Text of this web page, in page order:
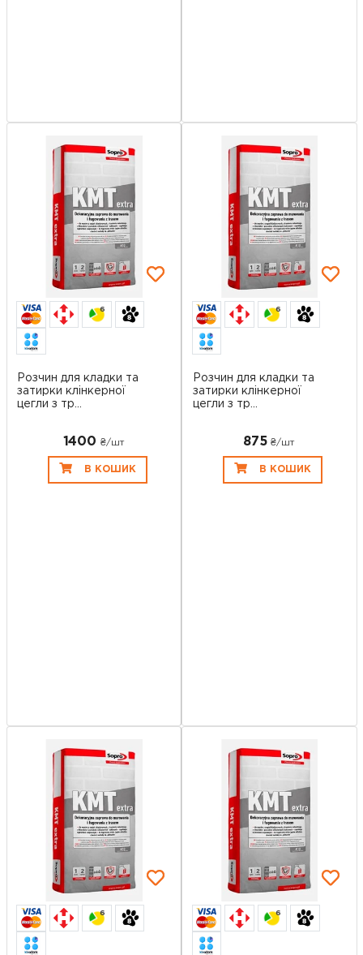
6
Розчин для кладки та
затирки клінкерної
цегли з тр...
1400 ₴/шт
В КОШИК
6
Розчин для кладки та
затирки клінкерної
цегли з тр...
875 ₴/шт
В КОШИК
6 6